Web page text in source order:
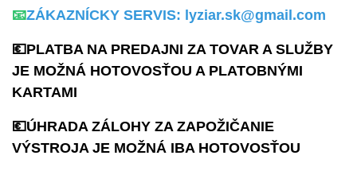
📧ZÁKAZNÍCKY SERVIS: lyziar.sk@gmail.com
💶PLATBA NA PREDAJNI ZA TOVAR A SLUŽBY
JE MOŽNÁ HOTOVOSŤOU A PLATOBNÝMI
KARTAMI
💶ÚHRADA ZÁLOHY ZA ZAPOŽIČANIE
VÝSTROJA JE MOŽNÁ IBA HOTOVOSŤOU